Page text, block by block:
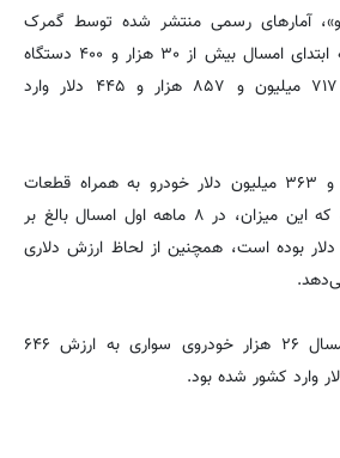
آمارهای رسمی منتشر شده توسط گمرک
نشان می دهد در ۹ ماهه ابتدای امسال بیش از ۳۰ هزار و ۴۰۰ دستگاه
خودرو سواری به ارزش ۷۱۷ میلیون و ۸۵۷ هزار و ۴۴۵ دلار وارد
در این مدت یک میلیارد و ۳۶۳ میلیون دلار خودرو به همراه قطعات
خودرو به کشور وارد شده که این میزان، در ۸ ماهه اول امسال بالغ بر
و ۲۱۱ میلیون دلار بوده است، همچنین از لحاظ ارزش دلاری
البته در ۸ ماه ابتدای امسال ۲۶ هزار خودروی سواری به ارزش ۶۴۶